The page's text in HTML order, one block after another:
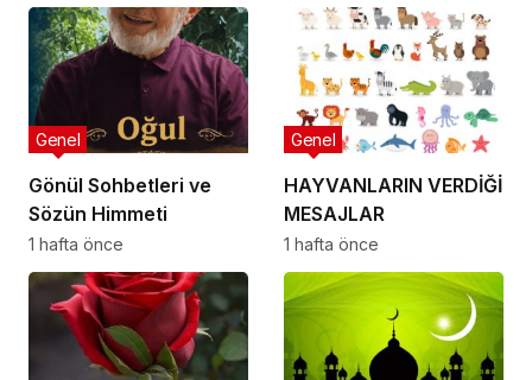
Gönül Sohbetleri ve
Sözün Himmeti
Genel
1 hafta önce
HAYVANLARIN VERDİĞİ
MESAJLAR
Genel
1 hafta önce